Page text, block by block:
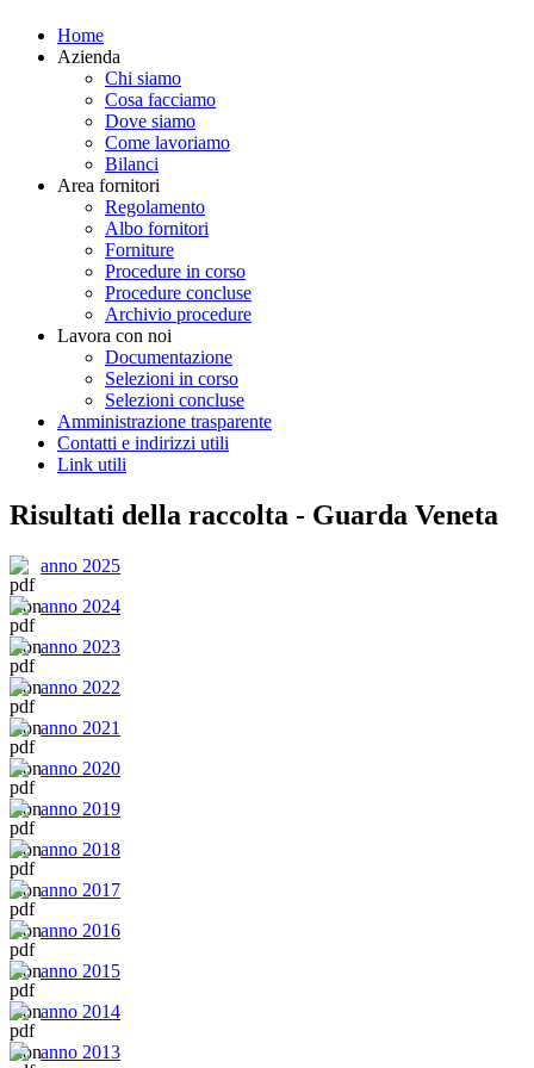
Home
Azienda
Chi siamo
Cosa facciamo
Dove siamo
Come lavoriamo
Bilanci
Area fornitori
Regolamento
Albo fornitori
Forniture
Procedure in corso
Procedure concluse
Archivio procedure
Lavora con noi
Documentazione
Selezioni in corso
Selezioni concluse
Amministrazione trasparente
Contatti e indirizzi utili
Link utili
Risultati della raccolta - Guarda Veneta
anno 2025
anno 2024
anno 2023
anno 2022
anno 2021
anno 2020
anno 2019
anno 2018
anno 2017
anno 2016
anno 2015
anno 2014
anno 2013